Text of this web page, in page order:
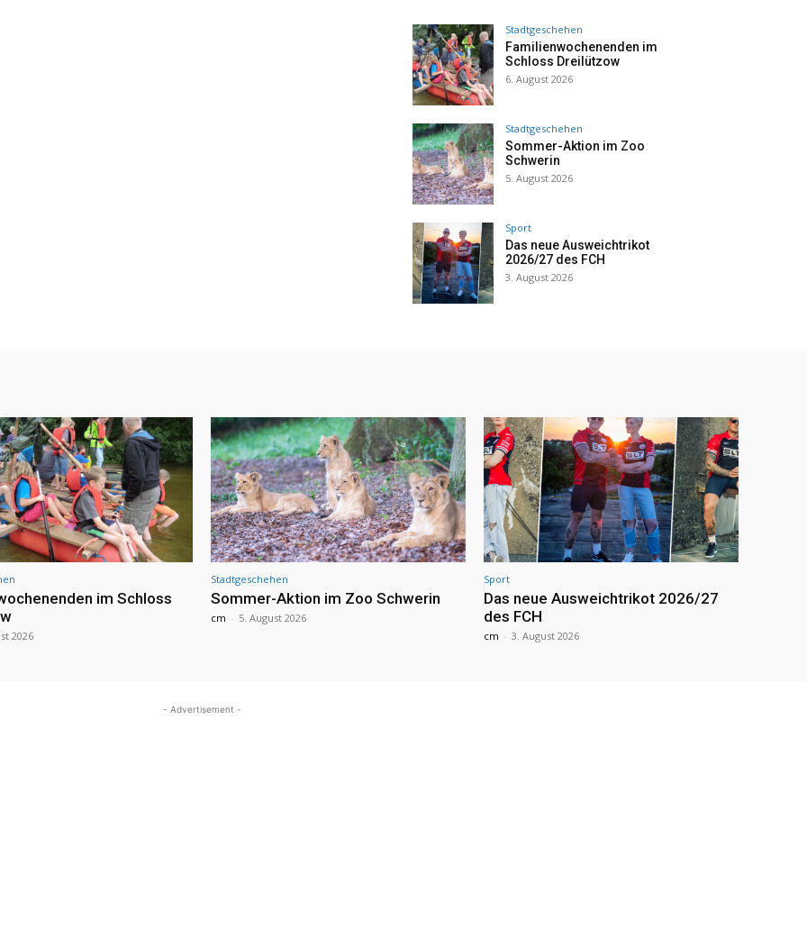
Stadtgeschehen
Familienwochenenden im
Schloss Dreilützow
6. August 2026
Stadtgeschehen
Sommer-Aktion im Zoo
Schwerin
5. August 2026
Sport
Das neue Ausweichtrikot
2026/27 des FCH
3. August 2026
im Schloss
2026
Stadtgeschehen
Sommer-Aktion im Zoo Schwerin
cm - 5. August 2026
Sport
Das neue Ausweichtrikot 2026/27
des FCH
cm - 3. August 2026
- Advertisement -